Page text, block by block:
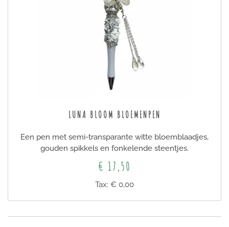
LUNA BLOOM BLOEMENPEN
Een pen met semi-transparante witte bloemblaadjes,
gouden spikkels en fonkelende steentjes.
€ 17,50
Tax: € 0,00